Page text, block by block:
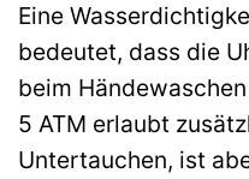
Eine
bedeutet, dass die
beim
5 ATM erlaubt
Untertauchen, ist